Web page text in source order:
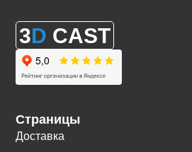
3D CAST
Страницы
Доставка